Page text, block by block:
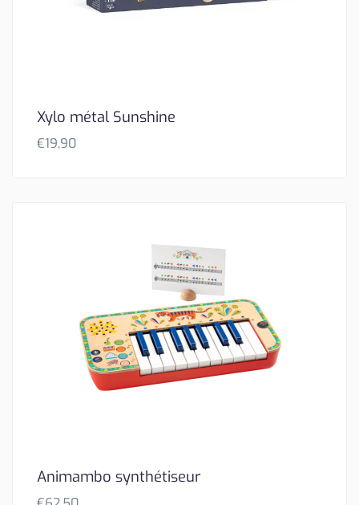
Xylo métal Sunshine
€19,90
Animambo synthétiseur